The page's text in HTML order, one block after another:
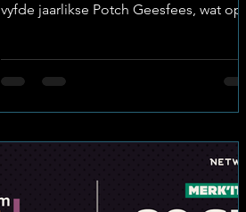
vyfde jaarlikse Potch Geesfees, wat op
Vanjaar draai alles om die mooi
die fees plaaslike helde én van Suid-
Afrika se grootste musiekname op een
verhoog saamweef. Foto(Facebook) :
Potch Geesfees Die geliefde Afrikaanse
pop-sensasie Liezel Pieters bring 'n